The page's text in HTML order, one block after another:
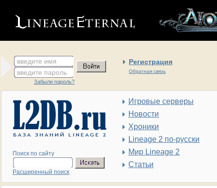
введите имя Регистрация
Обратная связь
введите пароль
Забыли пароль?
Поиск по сайту
Расширенный поиск
Игровые серверы
Новости
Хроники
Lineage 2 по-русски
Мир Lineage 2
Статьи